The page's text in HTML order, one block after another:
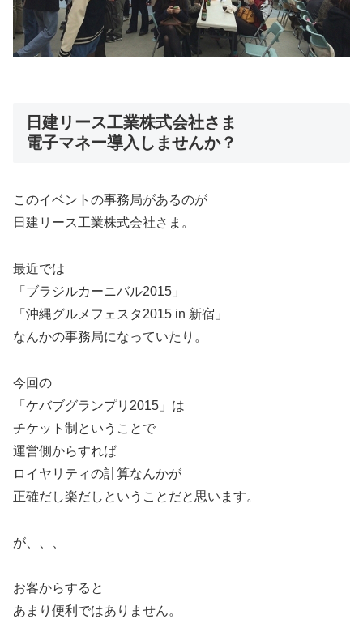
日建リース工業株式会社さま
電子マネー導入しませんか？
このイベントの事務局があるのが
日建リース工業株式会社さま。
最近では
「ブラジルカーニバル2015」
「沖縄グルメフェスタ2015 in 新宿」
なんかの事務局になっていたり。
今回の
「ケバブグランプリ2015」は
チケット制ということで
運営側からすれば
ロイヤリティの計算なんかが
正確だし楽だしということだと思います。
が、、、
お客からすると
あまり便利ではありません。